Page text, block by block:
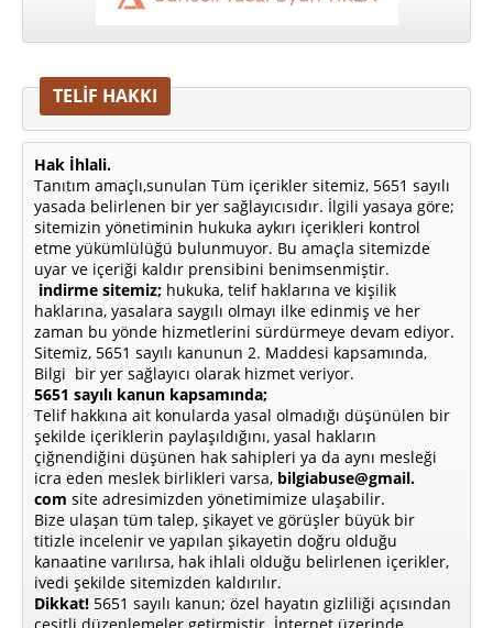
TELİF HAKKI
Hak İhlali.
Tanıtım amaçlı,sunulan Tüm içerikler sitemiz, 5651 sayılı
yasada belirlenen bir yer sağlayıcısıdır. İlgili yasaya göre;
sitemizin yönetiminin hukuka aykırı içerikleri kontrol
etme yükümlülüğü bulunmuyor. Bu amaçla sitemizde
uyar ve içeriği kaldır prensibini benimsenmiştir.
indirme sitemiz; hukuka, telif haklarına ve kişilik
haklarına, yasalara saygılı olmayı ilke edinmiş ve her
zaman bu yönde hizmetlerini sürdürmeye devam ediyor.
Sitemiz, 5651 sayılı kanunun 2. Maddesi kapsamında,
Bilgi bir yer sağlayıcı olarak hizmet veriyor.
5651 sayılı kanun kapsamında;
Telif hakkına ait konularda yasal olmadığı düşünülen bir
şekilde içeriklerin paylaşıldığını, yasal hakların
çiğnendiğini düşünen hak sahipleri ya da aynı mesleği
icra eden meslek birlikleri varsa, bilgiabuse@gmail.
com site adresimizden yönetimimize ulaşabilir.
Bize ulaşan tüm talep, şikayet ve görüşler büyük bir
titizle incelenir ve yapılan şikayetin doğru olduğu
kanaatine varılırsa, hak ihlali olduğu belirlenen içerikler,
ivedi şekilde sitemizden kaldırılır.
Dikkat! 5651 sayılı kanun; özel hayatın gizliliği açısından